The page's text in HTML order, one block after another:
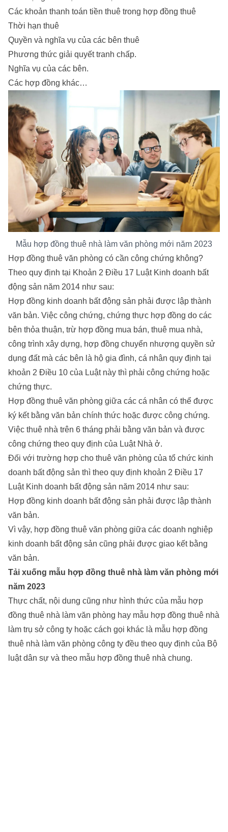
Các khoản thanh toán tiền thuê trong hợp đồng thuê
Thời hạn thuê
Quyền và nghĩa vụ của các bên thuê
Phương thức giải quyết tranh chấp.
Nghĩa vụ của các bên.
Các hợp đồng khác…
Mẫu hợp đồng thuê nhà làm văn phòng mới năm 2023
Hợp đồng thuê văn phòng có cần công chứng không?
Theo quy định tại Khoản 2 Điều 17 Luật Kinh doanh bất
động sản năm 2014 như sau:
Hợp đồng kinh doanh bất động sản phải được lập thành
văn bản. Việc công chứng, chứng thực hợp đồng do các
bên thỏa thuận, trừ hợp đồng mua bán, thuê mua nhà,
công trình xây dựng, hợp đồng chuyển nhượng quyền sử
dụng đất mà các bên là hộ gia đình, cá nhân quy định tại
khoản 2 Điều 10 của Luật này thì phải công chứng hoặc
chứng thực.
Hợp đồng thuê văn phòng giữa các cá nhân có thể được
ký kết bằng văn bản chính thức hoặc được công chứng.
Việc thuê nhà trên 6 tháng phải bằng văn bản và được
công chứng theo quy định của Luật Nhà ở.
Đối với trường hợp cho thuê văn phòng của tổ chức kinh
doanh bất động sản thì theo quy định khoản 2 Điều 17
Luật Kinh doanh bất động sản năm 2014 như sau:
Hợp đồng kinh doanh bất động sản phải được lập thành
văn bản.
Vì vậy, hợp đồng thuê văn phòng giữa các doanh nghiệp
kinh doanh bất động sản cũng phải được giao kết bằng
văn bản.
Tải xuống mẫu hợp đồng thuê nhà làm văn phòng mới
năm 2023
Thực chất, nội dung cũng như hình thức của mẫu hợp
đồng thuê nhà làm văn phòng hay mẫu hợp đồng thuê nhà
làm trụ sở công ty hoặc cách gọi khác là mẫu hợp đồng
thuê nhà làm văn phòng công ty đều theo quy định của Bộ
luật dân sự và theo mẫu hợp đồng thuê nhà chung.